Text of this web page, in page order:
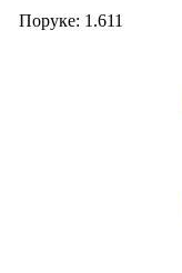
Поруке: 1.611